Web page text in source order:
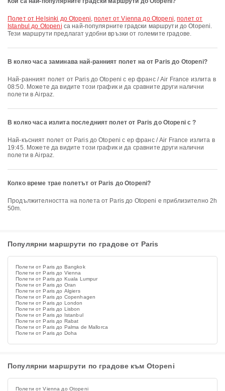
полет от Helsinki до Otopeni,полет от Vienna до Otopeni,полет от
Istanbul до Otopeni са най-популярните градски маршрути до Otopeni.
Тези маршрути предлагат удобни връзки от големите градове.
В колко часа заминава най-ранният полет на от Paris до Otopeni?
Най-ранният полет от Paris до Otopeni с ер франс / Air France излита в
08:50. Можете да видите този график и да сравните други налични
полети в Airpaz.
В колко часа излита последният полет от Paris до Otopeni с ?
Най-късният полет от Paris до Otopeni с ер франс / Air France излита в
19:45. Можете да видите този график и да сравните други налични
полети в Airpaz.
Колко време трае полетът от Paris до Otopeni?
Продължителността на полета от Paris до Otopeni е приблизително 2h
50m.
Популярни маршрути по градове от Paris
Полети от Paris до Bangkok
Полети от Paris до Vienna
Полети от Paris до Kuala Lumpur
Полети от Paris до Oran
Полети от Paris до Algiers
Полети от Paris до Copenhagen
Полети от Paris до London
Полети от Paris до Lisbon
Полети от Paris до Istanbul
Полети от Paris до Rabat
Полети от Paris до Palma de Mallorca
Полети от Paris до Doha
Популярни маршрути по градове към Otopeni
Полети от Vienna до Otopeni